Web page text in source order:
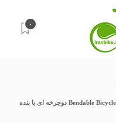
۰
Bendable Bicycle دوچرخه ای با بنده